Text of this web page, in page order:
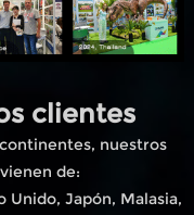
clientes
nuestros
de:
Unido, Japón, Malasia,